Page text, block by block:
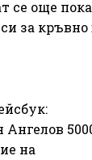
се още
за кръвно
на